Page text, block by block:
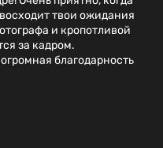
твои ожидания
и кропотливой
за кадром.
благодарность